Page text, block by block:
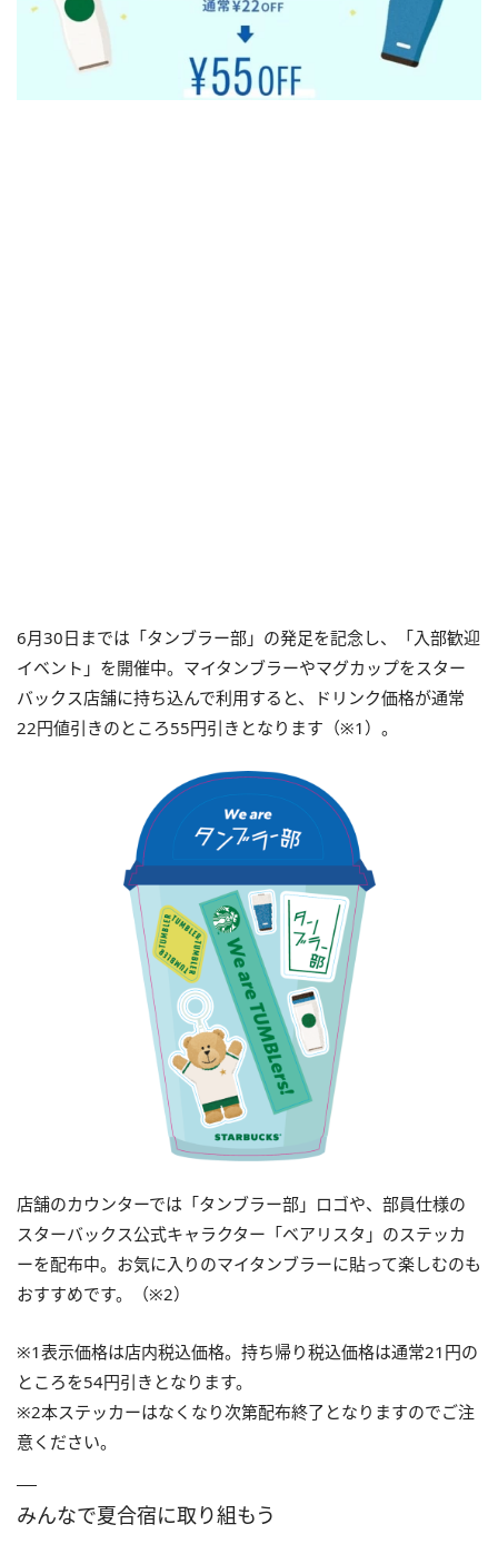
6月30日までは「タンブラー部」の発足を記念し、「入部歓迎
イベント」を開催中。マイタンブラーやマグカップをスター
バックス店舗に持ち込んで利用すると、ドリンク価格が通常
22円値引きのところ55円引きとなります（※1）。
店舗のカウンターでは「タンブラー部」ロゴや、部員仕様の
スターバックス公式キャラクター「ベアリスタ」のステッカ
ーを配布中。お気に入りのマイタンブラーに貼って楽しむのも
おすすめです。（※2）
※1表示価格は店内税込価格。持ち帰り税込価格は通常21円の
ところを54円引きとなります。
※2本ステッカーはなくなり次第配布終了となりますのでご注
意ください。
みんなで夏合宿に取り組もう